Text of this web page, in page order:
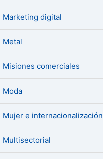
Marketing digital
Metal
Misiones comerciales
Moda
Mujer e internacionalización
Multisectorial